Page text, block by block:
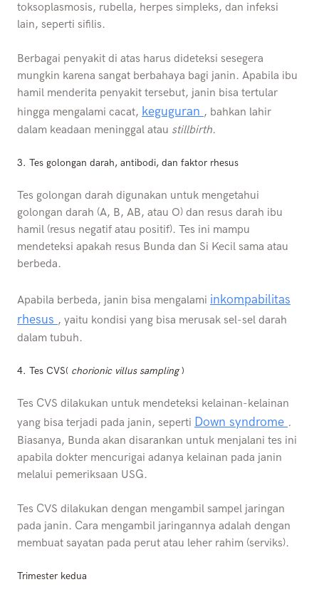
toksoplasmosis, rubella, herpes simpleks, dan infeksi
lain, seperti sifilis.
Berbagai penyakit di atas harus dideteksi sesegera
mungkin karena sangat berbahaya bagi janin. Apabila ibu
hamil menderita penyakit tersebut, janin bisa tertular
hingga mengalami cacat, keguguran , bahkan lahir
dalam keadaan meninggal atau stillbirth.
3. Tes golongan darah, antibodi, dan faktor rhesus
Tes golongan darah digunakan untuk mengetahui
golongan darah (A, B, AB, atau O) dan resus darah ibu
hamil (resus negatif atau positif). Tes ini mampu
mendeteksi apakah resus Bunda dan Si Kecil sama atau
berbeda.
Apabila berbeda, janin bisa mengalami inkompabilitas
rhesus , yaitu kondisi yang bisa merusak sel-sel darah
dalam tubuh.
4. Tes CVS( chorionic villus sampling)
Tes CVS dilakukan untuk mendeteksi kelainan-kelainan
yang bisa terjadi pada janin, seperti Down syndrome .
Biasanya, Bunda akan disarankan untuk menjalani tes ini
apabila dokter mencurigai adanya kelainan pada janin
melalui pemeriksaan USG.
Tes CVS dilakukan dengan mengambil sampel jaringan
pada janin. Cara mengambil jaringannya adalah dengan
membuat sayatan pada perut atau leher rahim (serviks).
Trimester kedua